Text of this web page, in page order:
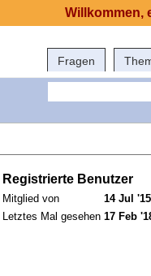
Fragen
Registrierte Benutzer
Mitglied von
14 Jul
Letztes Mal gesehen 17 Feb
Willkommen,